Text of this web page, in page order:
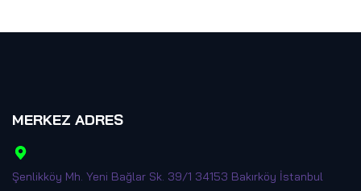
MERKEZ ADRES
Şenlikköy Mh. Yeni Bağlar Sk. 39/1 34153 Bakırköy İstanbul